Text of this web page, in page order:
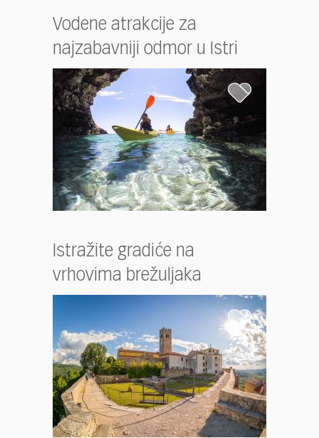
Vodene atrakcije za
najzabavniji odmor u Istri
Istražite gradiće na
vrhovima brežuljaka